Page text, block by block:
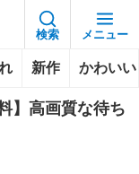
検索 メニュー
新作 かわいい
】高画質な待ち